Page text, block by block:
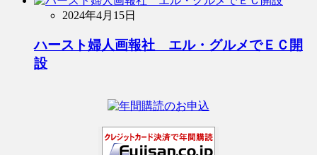
2024年4月15日
ハースト婦人画報社 エル・グルメでＥＣ開
設